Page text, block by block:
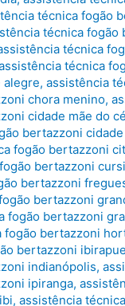
técnica fogão
técnica fogão
técnica
técnica
alegre, assistência
chora menino,
cidade mãe do
bertazzoni
fogão bertazzoni
bertazzoni
bertazzoni
bertazzoni
fogão bertazzoni
fogão bertazzoni
bertazzoni
indianópolis,
ipiranga,
, assistência